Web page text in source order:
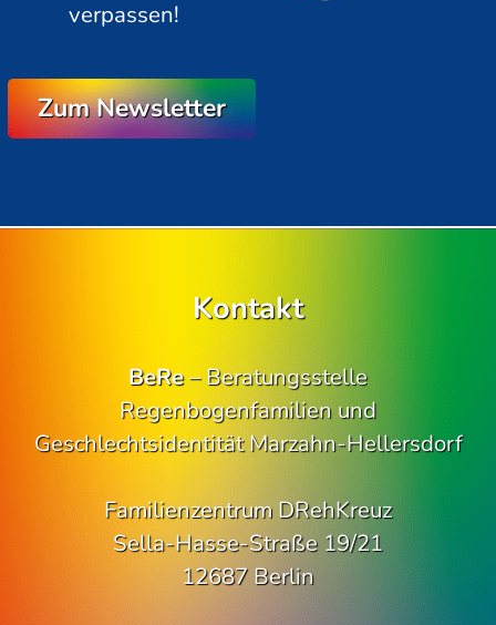
verpassen!
Zum Newsletter
Kontakt
BeRe– Beratungsstelle
Regenbogenfamilien und
Geschlechtsidentität Marzahn-Hellersdorf
Familienzentrum DRehKreuz
Sella-Hasse-Straße 19/21
12687 Berlin